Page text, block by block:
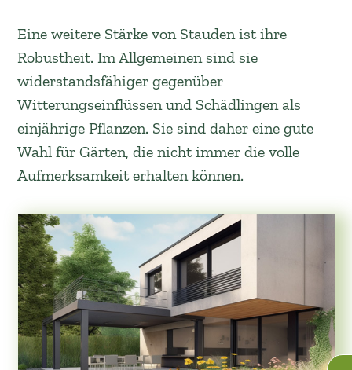
Eine weitere Stärke von Stauden ist ihre
Robustheit. Im Allgemeinen sind sie
widerstandsfähiger gegenüber
Witterungseinflüssen und Schädlingen als
einjährige Pflanzen. Sie sind daher eine gute
Wahl für Gärten, die nicht immer die volle
Aufmerksamkeit erhalten können.